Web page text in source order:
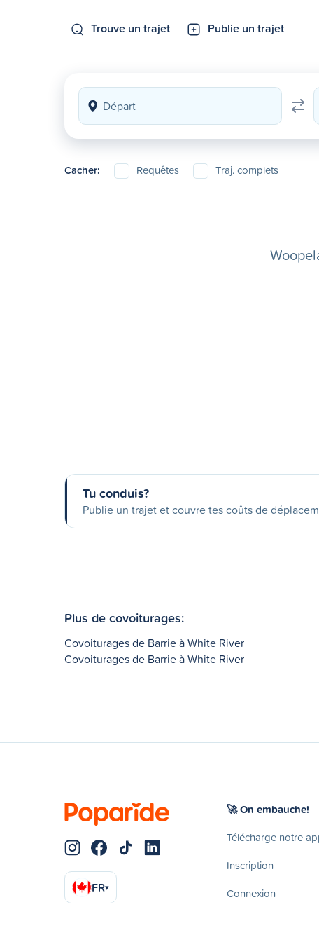
Trouve un trajet Publie un trajet
Cacher: Requêtes Traj. complets
Tu conduis?
Publie un trajet et couvre tes coûts de
Plus de covoiturages:
Covoiturages de Barrie à White River
Covoiturages de Barrie à White River
FR▾
🚀 On embauche!
Télécharge notre
Inscription
Connexion